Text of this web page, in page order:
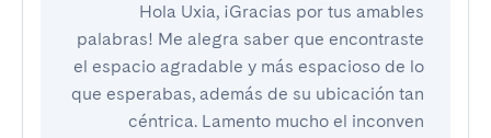
Hola Uxia, ¡Gracias por tus amables
palabras! Me alegra saber que encontraste
el espacio agradable y más espacioso de lo
que esperabas, además de su ubicación tan
céntrica. Lamento mucho el inconven